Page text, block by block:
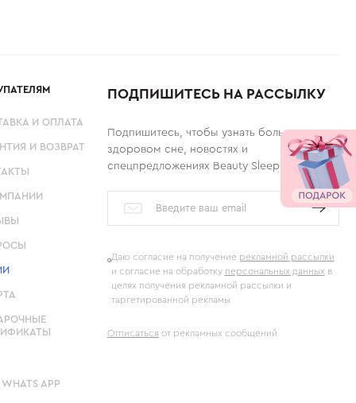
И ОПЛАТА
И ВОЗВРАТ
WHATS APP
ПОДПИШИТЕСЬ НА РАССЫЛКУ
Подпишитесь, чтобы узнать больше о
здоровом сне, новостях и
спецпредложениях Beauty Sleep!
Даю согласие на получение рекламной рассылки
и согласие на обработку персональных данных в
целях получения рекламной рассылки и
таргетированной рекламы
Отписаться от рекламных сообщений